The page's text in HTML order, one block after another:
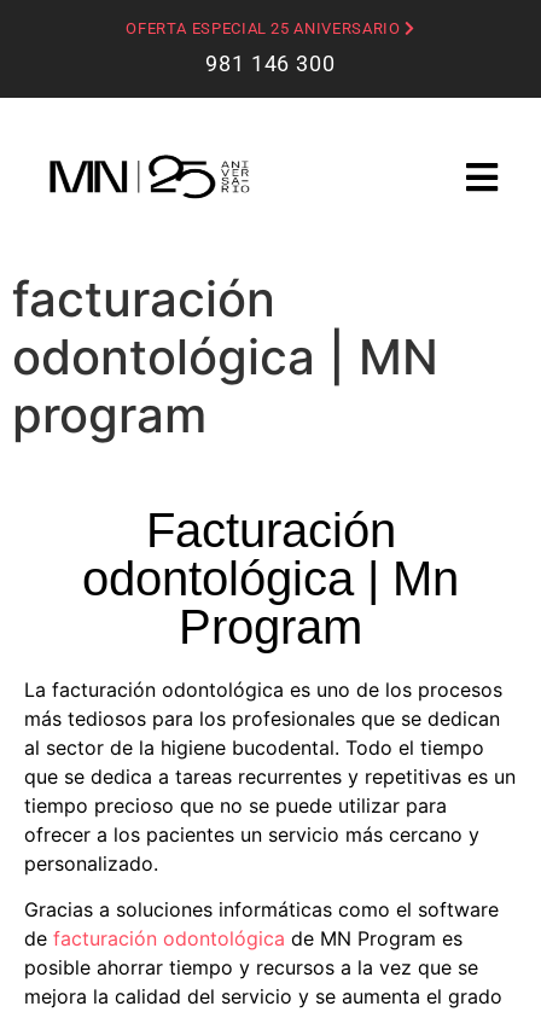
OFERTA ESPECIAL 25 ANIVERSARIO
981 146 300
facturación
odontológica | MN
program
Facturación
odontológica | Mn
Program
La facturación odontológica es uno de los procesos
más tediosos para los profesionales que se dedican
al sector de la higiene bucodental. Todo el tiempo
que se dedica a tareas recurrentes y repetitivas es un
tiempo precioso que no se puede utilizar para
ofrecer a los pacientes un servicio más cercano y
personalizado.
Gracias a soluciones informáticas como el software
de facturación odontológica de MN Program es
posible ahorrar tiempo y recursos a la vez que se
mejora la calidad del servicio y se aumenta el grado